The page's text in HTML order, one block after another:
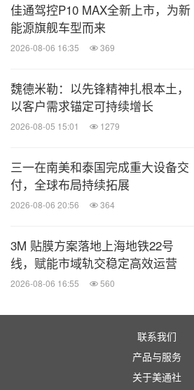
佳通驾控P10 MAX全新上市，为新
能源旗舰车型而来
2026-08-06 16:35 369
魏德米勒：以先锋精神扎根本土，
以客户需求锚定可持续增长
2026-08-05 15:01 1279
三一在南美和泰国完成重大设备交
付，全球布局持续拓展
2026-08-06 20:56 364
3M 贴膜方案落地上海地铁22号
线，赋能市域轨交稳定高效运营
2026-08-06 16:55 560
联系我们
产品与服务
关于美通社